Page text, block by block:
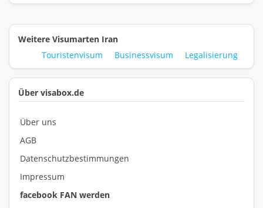
Weitere Visumarten Iran
Touristenvisum
Businessvisum Legalisierung
Über visabox.de
Über uns
AGB
Datenschutzbestimmungen
Impressum
facebook FAN werden